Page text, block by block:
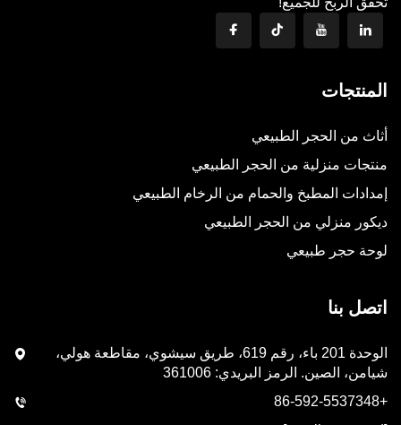
المنتجات
أثاث من الحجر الطبيعي
منتجات منزلية من الحجر الطبيعي
إمدادات المطبخ والحمام من الرخام الطبيعي
ديكور منزلي من الحجر الطبيعي
لوحة حجر طبيعي
اتصل بنا
الوحدة 201 باء، رقم 619، طريق سيشوي، مقاطعة هولي،
شيامن، الصين. الرمز البريدي: 361006
+86-592-5537348